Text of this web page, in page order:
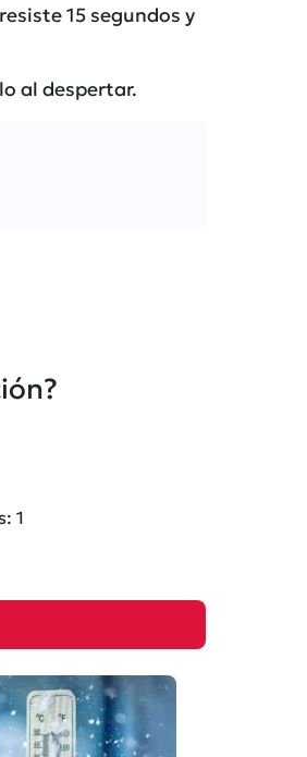
15 segundos y
al despertar.
1